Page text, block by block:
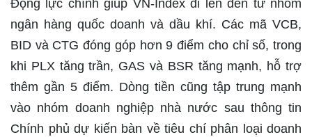
Động lực chính giúp VN-Index đi lên đến từ nhóm
ngân hàng quốc doanh và dầu khí. Các mã VCB,
BID và CTG đóng góp hơn 9 điểm cho chỉ số, trong
khi PLX tăng trần, GAS và BSR tăng mạnh, hỗ trợ
thêm gần 5 điểm. Dòng tiền cũng tập trung mạnh
vào nhóm doanh nghiệp nhà nước sau thông tin
Chính phủ dự kiến bàn về tiêu chí phân loại doanh